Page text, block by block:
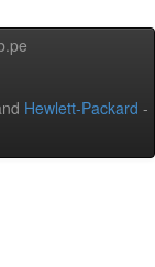
Hewlett-Packard -